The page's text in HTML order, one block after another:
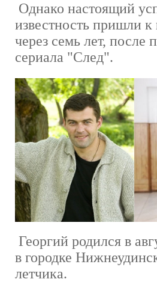
Однако настоящий
известность пришли к
через семь лет, после
сериала "След".
Георгий родился в
в городке
летчика.